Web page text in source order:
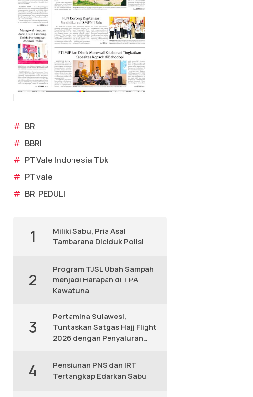
# BRI
# BBRI
# PT Vale Indonesia Tbk
# PT vale
# BRI PEDULI
1
Miliki Sabu, Pria Asal
Tambarana Diciduk Polisi
2
Program TJSL Ubah Sampah
menjadi Harapan di TPA
Kawatuna
3
Pertamina Sulawesi,
Tuntaskan Satgas Hajj Flight
2026 dengan Penyaluran
4
Pensiunan PNS dan IRT
Tertangkap Edarkan Sabu